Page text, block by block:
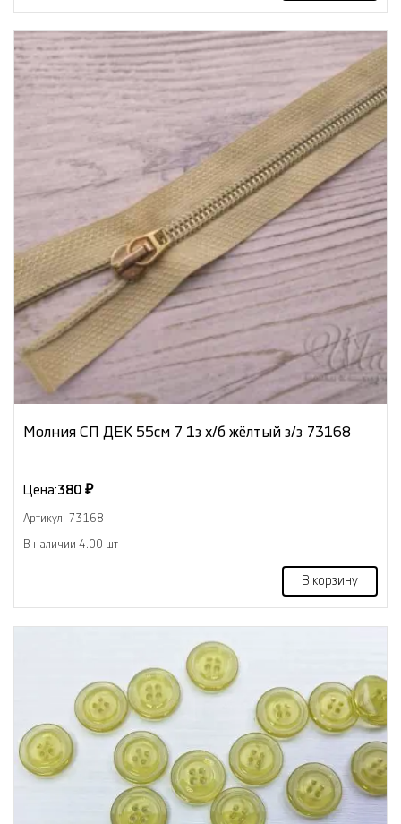
Молния СП ДЕК 55см 7 1з х/б жёлтый з/з 73168
Цена:380 ₽
Артикул: 73168
В наличии 4.00 шт
В корзину